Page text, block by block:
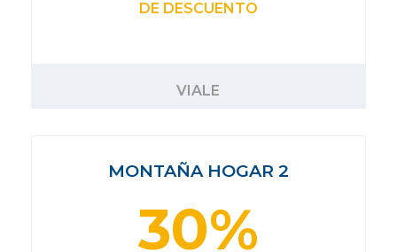
DE DESCUENTO
VIALE
MONTAÑA HOGAR 2
30%